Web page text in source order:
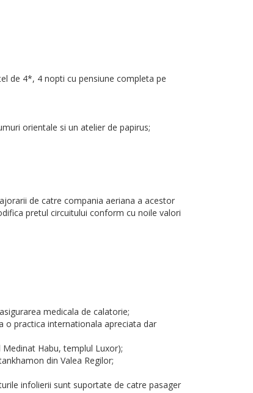
de 4*, 4 nopti cu pensiune completa pe
orientale si un atelier de papirus;
de catre compania aeriana a acestor
pretul circuitului conform cu noile valori
medicala de calatorie;
o practica internationala apreciata dar
Habu, templul Luxor);
din Valea Regilor;
infolierii sunt suportate de catre pasager